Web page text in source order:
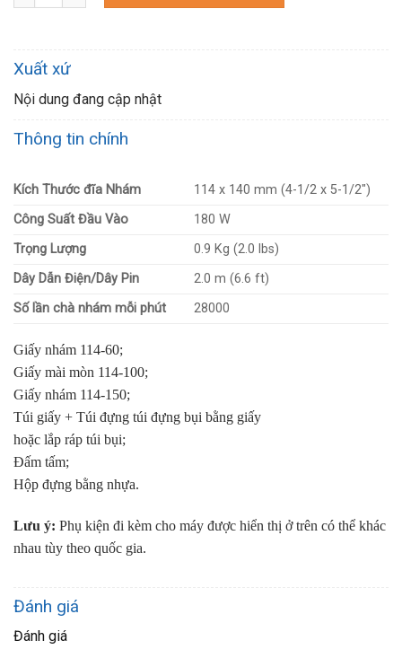
Xuất xứ
Nội dung đang cập nhật
Thông tin chính
Kích Thước đĩa Nhám
114 x 140 mm (4-1/2 x 5-1/2″)
Công Suất Đầu Vào
180 W
Trọng Lượng
0.9 Kg (2.0 lbs)
Dây Dẫn Điện/Dây Pin
2.0 m (6.6 ft)
Số lần chà nhám mỗi phút
28000
Giấy nhám 114-60;
Giấy mài mòn 114-100;
Giấy nhám 114-150;
Túi giấy + Túi đựng túi đựng bụi bằng giấy
hoặc lắp ráp túi bụi;
Đấm tấm;
Hộp đựng bằng nhựa.
Lưu ý: Phụ kiện đi kèm cho máy được hiển thị ở trên có thể khác
nhau tùy theo quốc gia.
Đánh giá
Đánh giá